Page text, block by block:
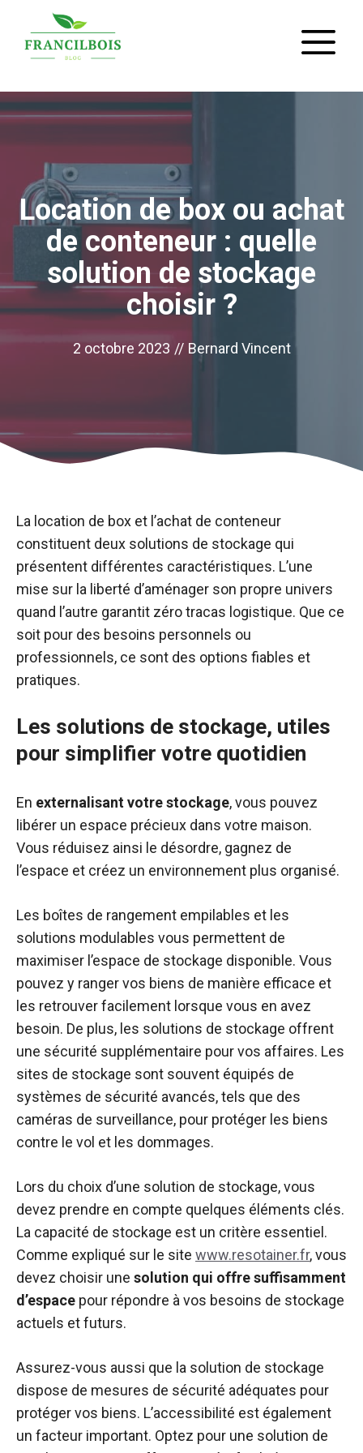
contenu
Location de box ou achat
de conteneur : quelle
solution de stockage
choisir ?
2 octobre 2023 // Bernard Vincent
La location de box et l’achat de conteneur
constituent deux solutions de stockage qui
présentent différentes caractéristiques. L’une
mise sur la liberté d’aménager son propre univers
quand l’autre garantit zéro tracas logistique. Que ce
soit pour des besoins personnels ou
professionnels, ce sont des options fiables et
pratiques.
Les solutions de stockage, utiles
pour simplifier votre quotidien
En externalisant votre stockage, vous pouvez
libérer un espace précieux dans votre maison.
Vous réduisez ainsi le désordre, gagnez de
l’espace et créez un environnement plus organisé.
Les boîtes de rangement empilables et les
solutions modulables vous permettent de
maximiser l’espace de stockage disponible. Vous
pouvez y ranger vos biens de manière efficace et
les retrouver facilement lorsque vous en avez
besoin. De plus, les solutions de stockage offrent
une sécurité supplémentaire pour vos affaires. Les
sites de stockage sont souvent équipés de
systèmes de sécurité avancés, tels que des
caméras de surveillance, pour protéger les biens
contre le vol et les dommages.
Lors du choix d’une solution de stockage, vous
devez prendre en compte quelques éléments clés.
La capacité de stockage est un critère essentiel.
Comme expliqué sur le site www.resotainer.fr, vous
devez choisir une solution qui offre suffisamment
d’espace pour répondre à vos besoins de stockage
actuels et futurs.
Assurez-vous aussi que la solution de stockage
dispose de mesures de sécurité adéquates pour
protéger vos biens. L’accessibilité est également
un facteur important. Optez pour une solution de